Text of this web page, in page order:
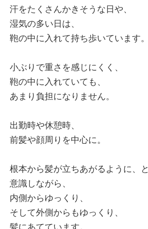
汗をたくさんかきそうな日や、
湿気の多い日は、
鞄の中に入れて持ち歩いています。
小ぶりで重さを感じにくく、
鞄の中に入れていても、
あまり負担になりません。
出勤時や休憩時、
前髪や顔周りを中心に。
根本から髪が立ちあがるように、と
意識しながら、
内側からゆっくり、
そして外側からもゆっくり、
髪にあてています。